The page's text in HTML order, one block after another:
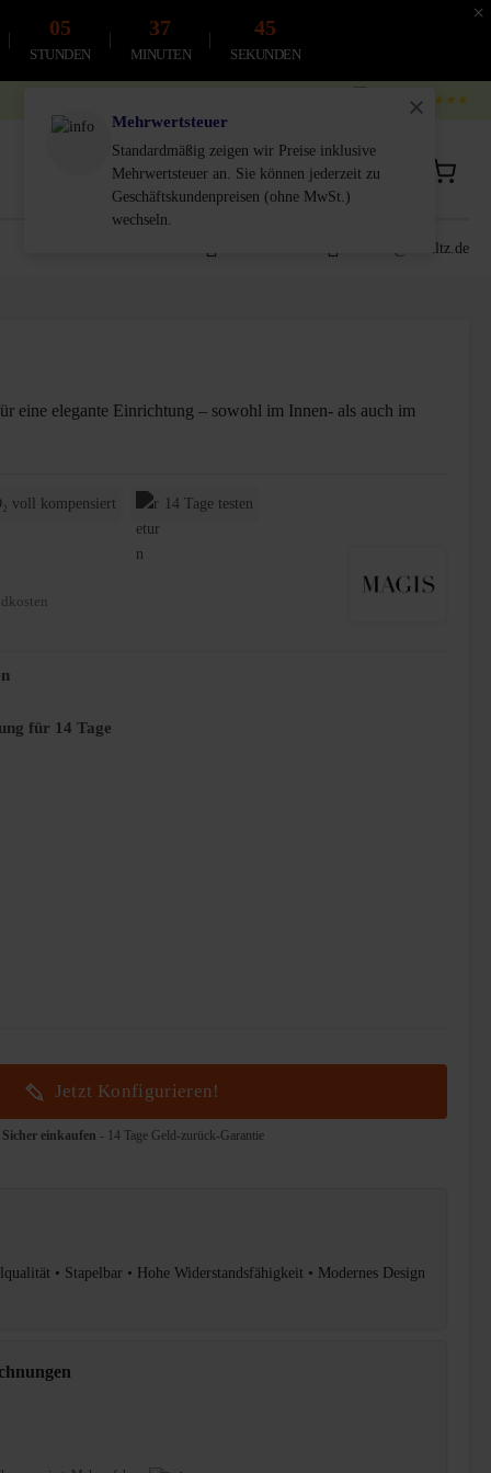
×
05
STUNDEN
37
MINUTEN
44
SEKUNDEN
★★★★★
Privatkunde
inkl. MwSt.
Geschäftskunde
Exkl. MwSt.
service@schultz.de
eine elegante Einrichtung – sowohl im Innen- als auch im
voll kompensiert 14 Tage testen
für 14 Tage
Jetzt Konfigurieren!
Sicher einkaufen - 14 Tage Geld-zurück-Garantie
• Stapelbar • Hohe Widerstandsfähigkeit • Modernes Design
Mehrwertsteuer
Standardmäßig zeigen wir Preise inklusive
Mehrwertsteuer an. Sie können jederzeit zu
Geschäftskundenpreisen (ohne MwSt.)
wechseln.